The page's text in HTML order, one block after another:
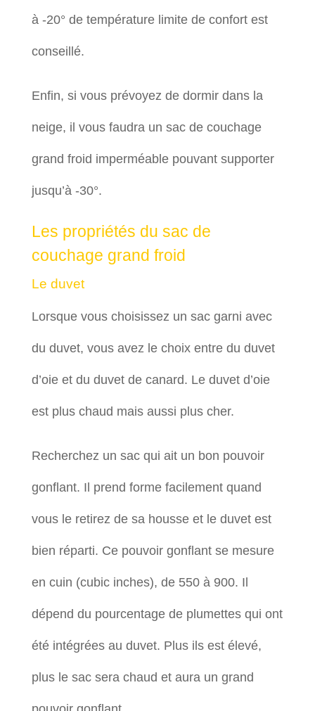
à -20° de température limite de confort est
conseillé.
Enfin, si vous prévoyez de dormir dans la
neige, il vous faudra un sac de couchage
grand froid imperméable pouvant supporter
jusqu’à -30°.
Les propriétés du sac de
couchage grand froid
Le duvet
Lorsque vous choisissez un sac garni avec
du duvet, vous avez le choix entre du duvet
d’oie et du duvet de canard. Le duvet d’oie
est plus chaud mais aussi plus cher.
Recherchez un sac qui ait un bon pouvoir
gonflant. Il prend forme facilement quand
vous le retirez de sa housse et le duvet est
bien réparti. Ce pouvoir gonflant se mesure
en cuin (cubic inches), de 550 à 900. Il
dépend du pourcentage de plumettes qui ont
été intégrées au duvet. Plus ils est élevé,
plus le sac sera chaud et aura un grand